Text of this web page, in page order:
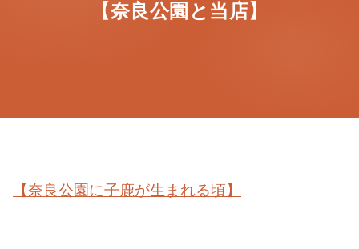
【奈良公園と当店】
【奈良公園に子鹿が生まれる頃】